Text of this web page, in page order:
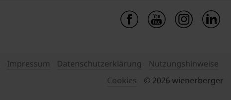
Impressum Datenschutzerklärung
Nutzungshinweise
Cookies
© 2026 wienerberger